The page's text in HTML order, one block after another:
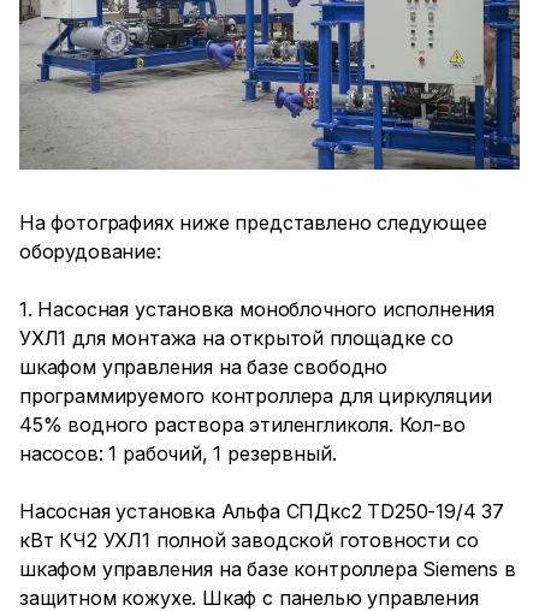
На фотографиях ниже представлено следующее
оборудование:
1. Насосная установка моноблочного исполнения
УХЛ1 для монтажа на открытой площадке со
шкафом управления на базе свободно
программируемого контроллера для циркуляции
45% водного раствора этиленгликоля. Кол-во
насосов: 1 рабочий, 1 резервный.
Насосная установка Альфа СПДкс2 TD250-19/4 37
кВт КЧ2 УХЛ1 полной заводской готовности со
шкафом управления на базе контроллера Siemens в
защитном кожухе. Шкаф с панелью управления